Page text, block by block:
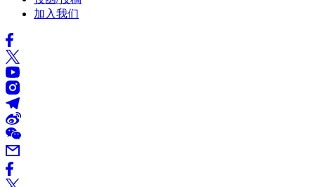
加入我们